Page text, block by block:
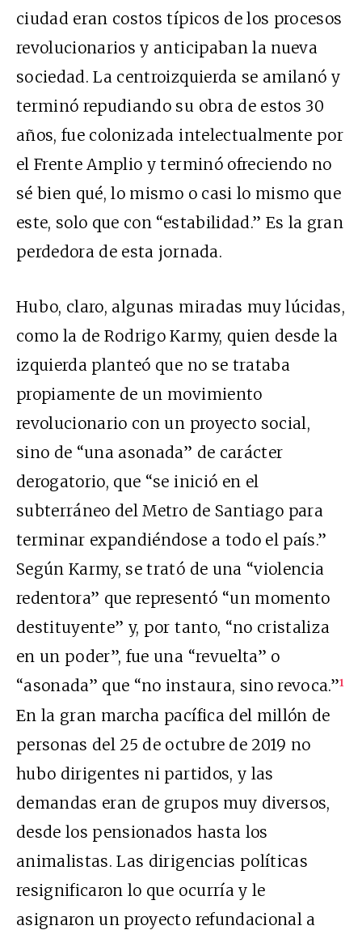
ciudad eran costos típicos de los procesos
revolucionarios y anticipaban la nueva
sociedad. La centroizquierda se amilanó y
terminó repudiando su obra de estos 30
años, fue colonizada intelectualmente por
el Frente Amplio y terminó ofreciendo no
sé bien qué, lo mismo o casi lo mismo que
este, solo que con “estabilidad.” Es la gran
perdedora de esta jornada.
Hubo, claro, algunas miradas muy lúcidas,
como la de Rodrigo Karmy, quien desde la
izquierda planteó que no se trataba
propiamente de un movimiento
revolucionario con un proyecto social,
sino de “una asonada” de carácter
derogatorio, que “se inició en el
subterráneo del Metro de Santiago para
terminar expandiéndose a todo el país.”
Según Karmy, se trató de una “violencia
redentora” que representó “un momento
destituyente” y, por tanto, “no cristaliza
en un poder”, fue una “revuelta” o
“asonada” que “no instaura, sino revoca.”1
En la gran marcha pacífica del millón de
personas del 25 de octubre de 2019 no
hubo dirigentes ni partidos, y las
demandas eran de grupos muy diversos,
desde los pensionados hasta los
animalistas. Las dirigencias políticas
resignificaron lo que ocurría y le
asignaron un proyecto refundacional a